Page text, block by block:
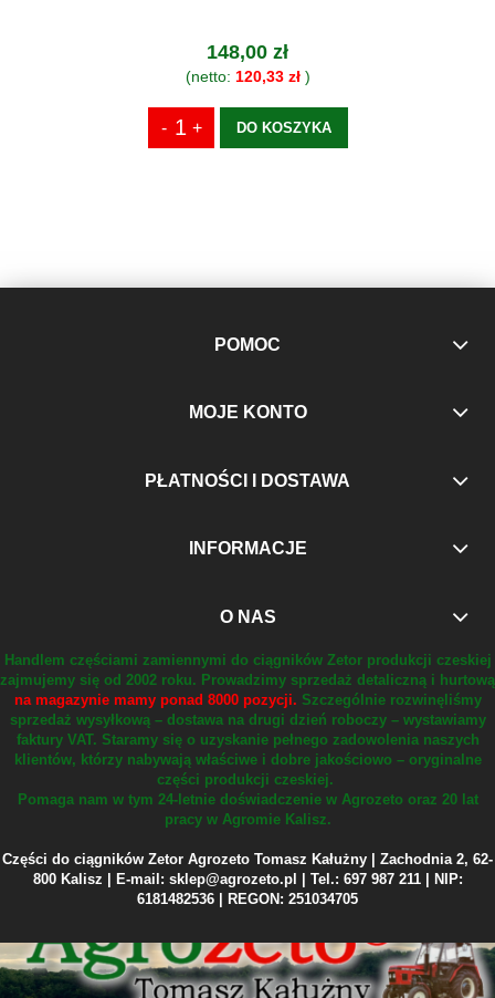
148,00 zł
(netto: 120,33 zł)
DO KOSZYKA
POMOC
MOJE KONTO
PŁATNOŚCI I DOSTAWA
INFORMACJE
O NAS
Handlem częściami zamiennymi do ciągników Zetor produkcji czeskiej
zajmujemy się od 2002 roku. Prowadzimy sprzedaż detaliczną i hurtową
na magazynie mamy ponad 8000 pozycji. Szczególnie rozwinęliśmy
sprzedaż wysyłkową – dostawa na drugi dzień roboczy – wystawiamy
faktury VAT. Staramy się o uzyskanie pełnego zadowolenia naszych
klientów, którzy nabywają właściwe i dobre jakościowo – oryginalne
części produkcji czeskiej.
Pomaga nam w tym 24-letnie doświadczenie w Agrozeto oraz 20 lat
pracy w Agromie Kalisz.
Części do ciągników Zetor Agrozeto Tomasz Kałużny | Zachodnia 2, 62-
800 Kalisz | E-mail: sklep@agrozeto.pl | Tel.: 697 987 211 | NIP:
6181482536 | REGON: 251034705